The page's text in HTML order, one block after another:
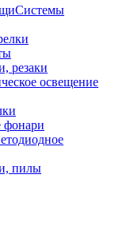
Системы
резаки
освещение
фонари
пилы